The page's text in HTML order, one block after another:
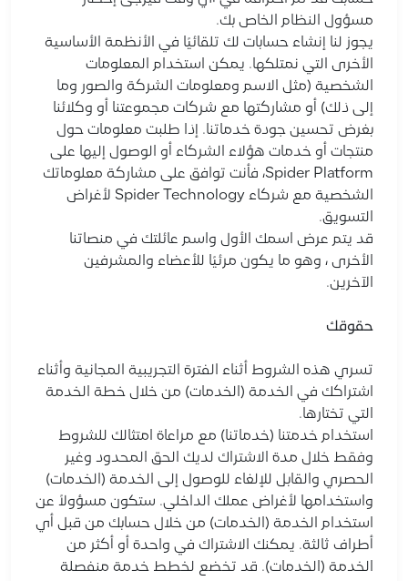
مسؤول النظام الخاص بك.
يجوز لنا إنشاء حسابات لك تلقائيًا في الأنظمة الأساسية
الأخرى التي نمتلكها. يمكن استخدام المعلومات
الشخصية (مثل الاسم ومعلومات الشركة والصور وما
إلى ذلك) أو مشاركتها مع شركات مجموعتنا أو وكلائنا
بغرض تحسين جودة خدماتنا. إذا طلبت معلومات حول
منتجات أو خدمات هؤلاء الشركاء أو الوصول إليها على
Spider Platform، فأنت توافق على مشاركة معلوماتك
الشخصية مع شركاء Spider Technology لأغراض
التسويق.
قد يتم عرض اسمك الأول واسم عائلتك في منصاتنا
الأخرى ، وهو ما يكون مرئيًا للأعضاء والمشرفين
الآخرين.
حقوقك
تسري هذه الشروط أثناء الفترة التجريبية المجانية وأثناء
اشتراكك في الخدمة (الخدمات) من خلال خطة الخدمة
التي تختارها.
استخدام خدمتنا (خدماتنا) مع مراعاة امتثالك للشروط
وفقط خلال مدة الاشتراك لديك الحق المحدود وغير
الحصري والقابل للإلغاء للوصول إلى الخدمة (الخدمات)
واستخدامها لأغراض عملك الداخلي. ستكون مسؤولاً عن
استخدام الخدمة (الخدمات) من خلال حسابك من قبل أي
أطراف ثالثة. يمكنك الاشتراك في واحدة أو أكثر من
الخدمة (الخدمات). قد تخضع لخطط خدمة منفصلة